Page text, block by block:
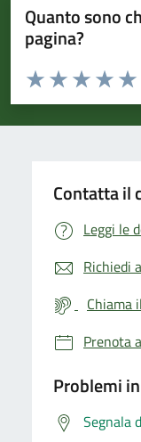
Quanto sono
pagina?
Valuta da 1 a 5 stelle la
Valuta
Valuta 3
Valuta 2 stelle
Valuta 1 stelle su 5
Contatta il
Leggi le
Richiedi
Chiama
Prenota
Problemi
Segnala